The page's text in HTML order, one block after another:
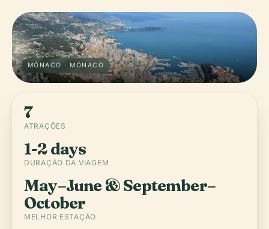
MÓNACO · MÓNACO
7
ATRAÇÕES
1-2 days
DURAÇÃO DA VIAGEM
May–June & September–
October
MELHOR ESTAÇÃO